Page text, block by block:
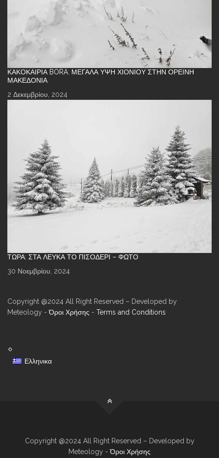
ΚΑΚΟΚΑΙΡΊΑ BORA: ΜΕΓΆΛΑ ΎΨΗ ΧΙΟΝΙΟΎ ΣΤΗΝ ΟΡΕΙΝΉ
ΜΑΚΕΔΟΝΊΑ
2 Δεκεμβρίου, 2024
ΤΏΡΑ: ΣΤΑ ΛΕΥΚΆ ΤΟ ΠΙΣΟΔΈΡΙ – ΦΩΤΌ
30 Νοεμβρίου, 2024
Copyright @2024 All Right Reserved – Developed by
Meteology -Όροι Χρήσης - Terms and Conditions
Ελληνικα
Copyright @2024 All Right Reserved – Developed by
Meteology -Όροι Χρήσης